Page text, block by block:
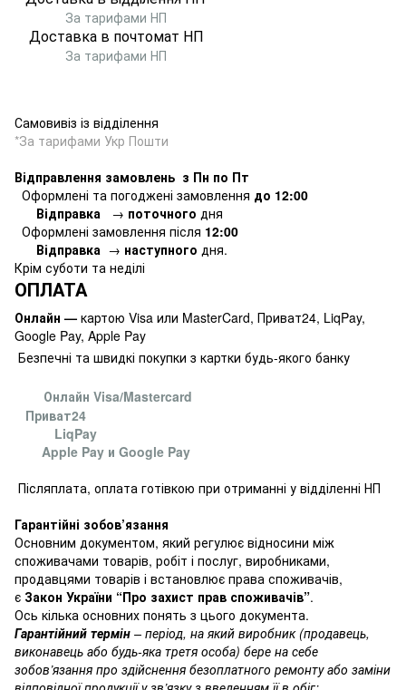
За тарифами НП
Доставка в почтомат НП
За тарифами НП
Самовивіз із відділення
*За тарифами Укр Пошти
Відправлення замовлень з Пн по Пт
Оформлені та погоджені замовлення до 12:00
Відправка
→ поточного дня
Оформлені замовлення після 12:00
Відправка → наступного дня.
Крім суботи та неділі
ОПЛАТА
Онлайн — картою Visa или MasterCard, Приват24, LiqPay,
Google Pay, Apple Pay
Безпечні та швидкі покупки з картки будь-якого банку
Онлайн Visa/Mastercard
Приват24
LiqPay
Apple Pay и Google Pay
Післяплата, оплата готівкою при отриманні у відділенні НП
Гарантійні зобов’язання
Основним документом, який регулює відносини між
споживачами товарів, робіт і послуг, виробниками,
продавцями товарів і встановлює права споживачів,
є Закон України “Про захист прав споживачів”.
Ось кілька основних понять з цього документа.
Гарантійний термін – період, на який виробник (продавець,
виконавець або будь-яка третя особа) бере на себе
зобов’язання про здійснення безоплатного ремонту або заміни